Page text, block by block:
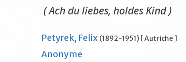
( Ach du liebes, holdes Kind )
Petyrek, Felix (1892-1951) [ Autriche ]
Anonyme